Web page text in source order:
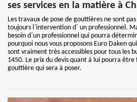
ses services en la matière à
Les travaux de pose de gouttières ne sont
toujours l`intervention d` un professionnel.
besoin d`un professionnel qui pourra
pourquoi nous vous proposons Euro Daken
sont vraiment très accessibles pour tous les
1450. Le prix du devis quant à lui pourra être
gouttière qui sera à poser.